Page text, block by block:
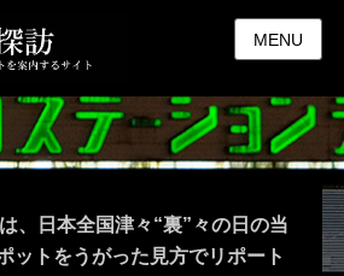
MENU
、日本全国津々“裏”々の日の当
ットをうがった見方でリポート